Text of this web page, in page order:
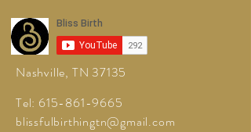
Nashville, TN 37135
Tel: 615-861-9665
blissfulbirthingtn@gmail.com